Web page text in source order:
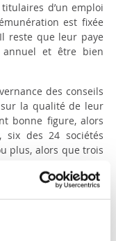
d’un emploi
est fixée
reste que leur paye
et être bien
des conseils
sur la qualité de leur
bonne figure, alors
six des 24 sociétés
plus, alors que trois
du dernier rapport.
divulgation et la
conseil et de ses